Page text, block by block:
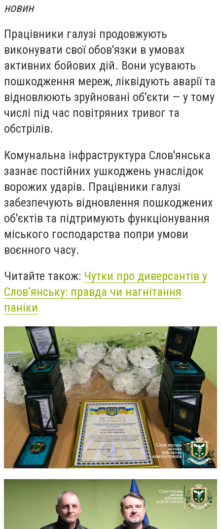
новин
Працівники галузі продовжують
виконувати свої обов'язки в умовах
активних бойових дій. Вони усувають
пошкодження мереж, ліквідують аварії та
відновлюють зруйновані об'єкти — у тому
числі під час повітряних тривог та
обстрілів.
Комунальна інфраструктура Слов'янська
зазнає постійних ушкоджень унаслідок
ворожих ударів. Працівники галузі
забезпечують відновлення пошкоджених
об'єктів та підтримують функціонування
міського господарства попри умови
воєнного часу.
Читайте також: Чутки про диверсантів у
Слов’янську: правда чи нагнітання
паніки